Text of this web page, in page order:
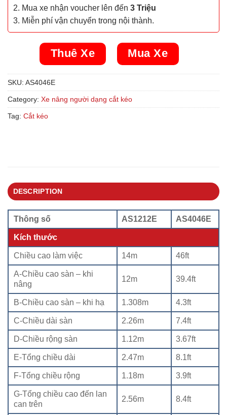
2. Mua xe nhận voucher lên đến 3 Triệu
3. Miễn phí vận chuyển trong nội thành.
Thuê Xe Mua Xe
SKU: AS4046E
Category: Xe nâng người dạng cắt kéo
Tag: Cắt kéo
DESCRIPTION
Thông số AS1212E AS4046E
Kích thước
Chiều cao làm việc 14m 46ft
A-Chiều cao sàn – khi
nâng
12m 39.4ft
B-Chiều cao sàn – khi hạ 1.308m 4.3ft
C-Chiều dài sàn 2.26m 7.4ft
D-Chiều rộng sàn 1.12m 3.67ft
E-Tổng chiều dài 2.47m 8.1ft
F-Tổng chiều rộng 1.18m 3.9ft
G-Tổng chiều cao đến lan
can trên
2.56m 8.4ft